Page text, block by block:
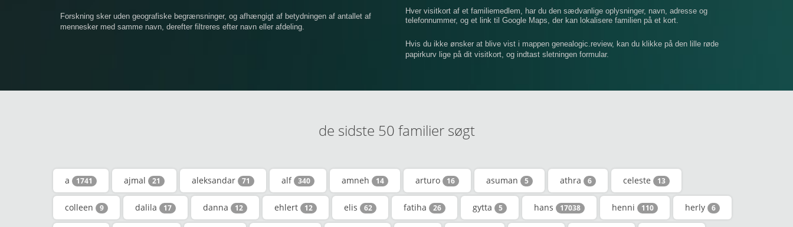
Forskning sker uden geografiske begrænsninger, og afhængigt af betydningen af ​​antallet af
mennesker med samme navn, derefter filtreres efter navn eller afdeling.
Hver visitkort af et familiemedlem, har du den sædvanlige oplysninger, navn, adresse og
telefonnummer, og et link til Google Maps, der kan lokalisere familien på et kort.
Hvis du ikke ønsker at blive vist i mappen genealogic.review, kan du klikke på den lille røde
papirkurv lige på dit visitkort, og indtast sletningen formular.
de sidste 50 familier søgt
a 1741 ajmal 21 aleksandar 71 alf 340 amneh 14 arturo 16 asuman 5 athra 6 celeste 13
colleen 9 dalila 17 danna 12 ehlert 12 elis 62 fatiha 26 gytta 5 hans 17038 henni 110 herly 6